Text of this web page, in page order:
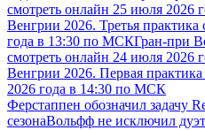
смотреть онлайн 25 июля 2026
Венгрии 2026. Третья
года в 13:30 по МСКГран-при
смотреть онлайн 24 июля 2026
Венгрии 2026. Первая
2026 года в 14:30 по МСК
Ферстаппен обозначил задачу
сезонаВольфф не исключил